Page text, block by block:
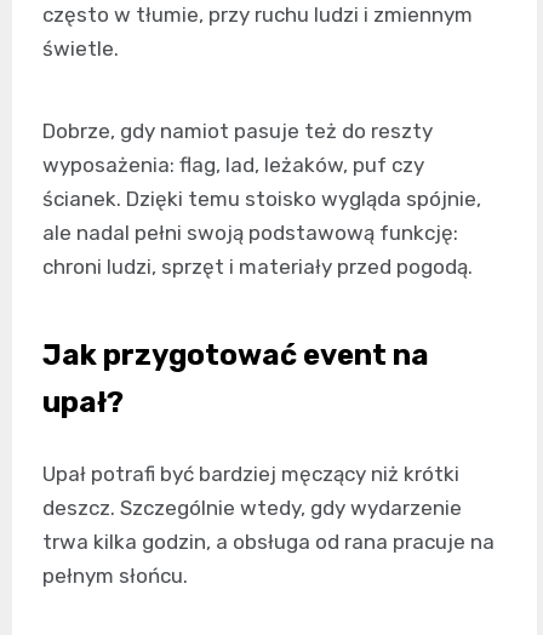
często w tłumie, przy ruchu ludzi i zmiennym
świetle.
Dobrze, gdy namiot pasuje też do reszty
wyposażenia: flag, lad, leżaków, puf czy
ścianek. Dzięki temu stoisko wygląda spójnie,
ale nadal pełni swoją podstawową funkcję:
chroni ludzi, sprzęt i materiały przed pogodą.
Jak przygotować event na
upał?
Upał potrafi być bardziej męczący niż krótki
deszcz. Szczególnie wtedy, gdy wydarzenie
trwa kilka godzin, a obsługa od rana pracuje na
pełnym słońcu.